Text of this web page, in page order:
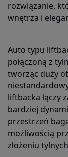
rozwiązanie,
wnętrza i
Auto typu
połączoną z
tworząc duży
liftbacka łączy
bardziej
przestrzeń
możliwością
złożeniu